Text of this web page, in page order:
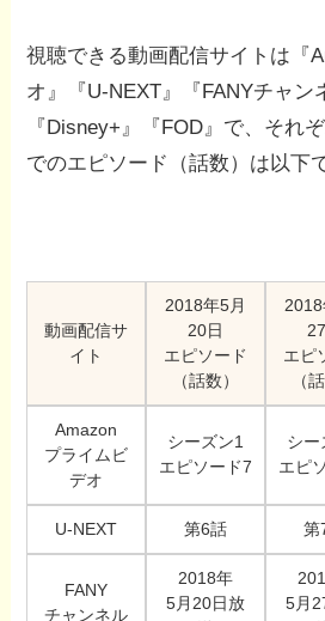
視聴できる動画配信サイトは『
オ』『U-NEXT』『FANYチャン
『Disney+』『FOD』で、それ
でのエピソード（話数）は以下
動画配信サ
イト
2018年5月
20日
エピソード
（話数）
2018
エピ
（
Amazon
プライムビ
デオ
シーズン1
エピソード7
シー
エピ
U-NEXT 第6話 第
FANY
チャンネル
2018年
5月20日放
5月